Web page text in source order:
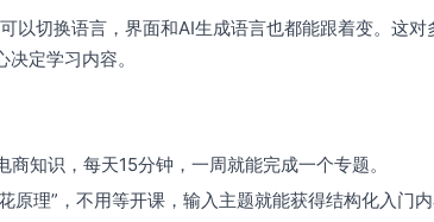
以切换语言，界面和AI生成语言也都能跟着变。这
定学习内容。
知识，每天15分钟，一周就能完成一个专题。
原理”，不用等开课，输入主题就能获得结构化入门内